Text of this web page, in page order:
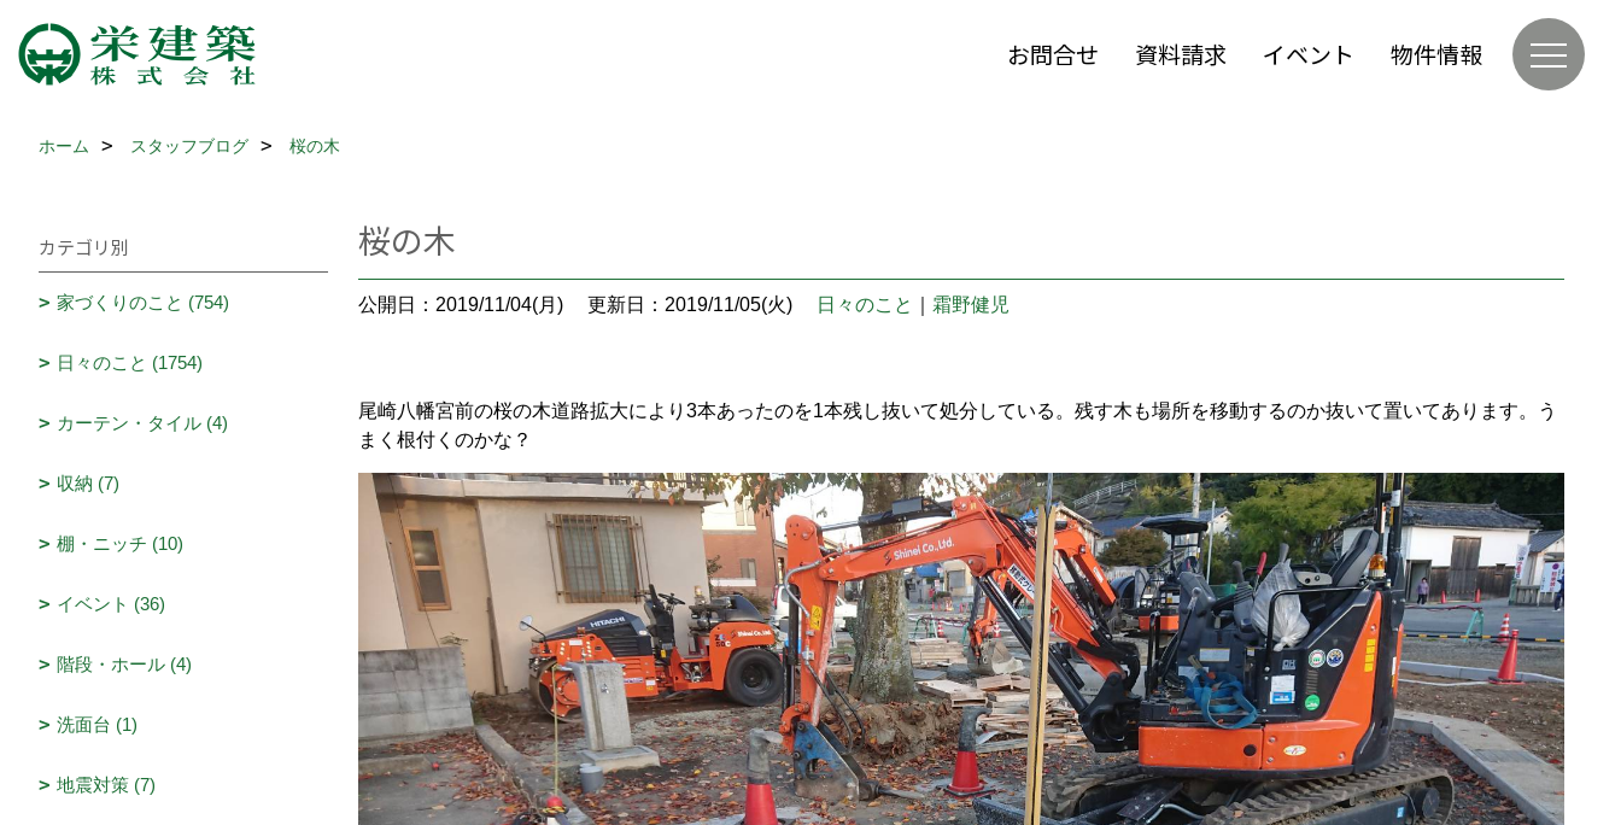
お問合せ 資料請求 イベント 物件情報
ホーム スタッフブログ 桜の木
桜の木
公開日：2019/11/04(月) 更新日：2019/11/05(火) 日々のこと 霜野健児
尾崎八幡宮前の桜の木道路拡大により3本あったのを1本残し抜いて処分している。残す木も場所を移動するのか抜いて置いてあります。う
まく根付くのかな？
カテゴリ別
家づくりのこと (754)
日々のこと (1754)
カーテン・タイル (4)
収納 (7)
棚・ニッチ (10)
イベント (36)
階段・ホール (4)
洗面台 (1)
地震対策 (7)